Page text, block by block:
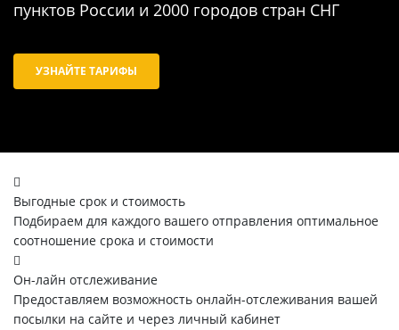
пунктов России и 2000 городов стран СНГ
УЗНАЙТЕ ТАРИФЫ
Выгодные срок и стоимость
Подбираем для каждого вашего отправления оптимальное
соотношение срока и стоимости
Он-лайн отслеживание
Предоставляем возможность онлайн-отслеживания вашей
посылки на сайте и через личный кабинет